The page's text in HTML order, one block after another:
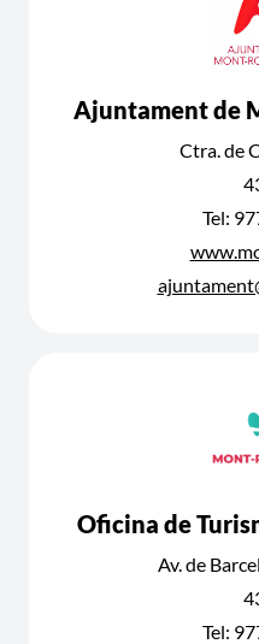
Ajuntament de
Ctra. de
Tel:
Oficina de
Av. de
Tel: